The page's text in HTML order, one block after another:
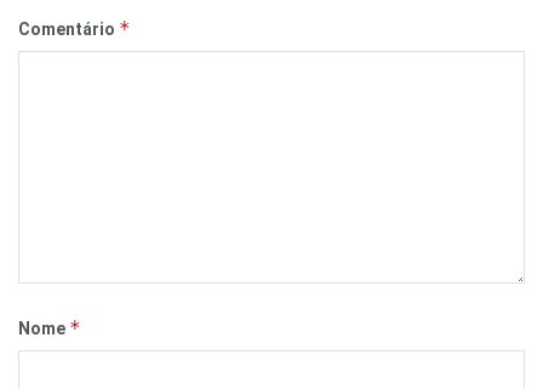
Comentário *
Nome *